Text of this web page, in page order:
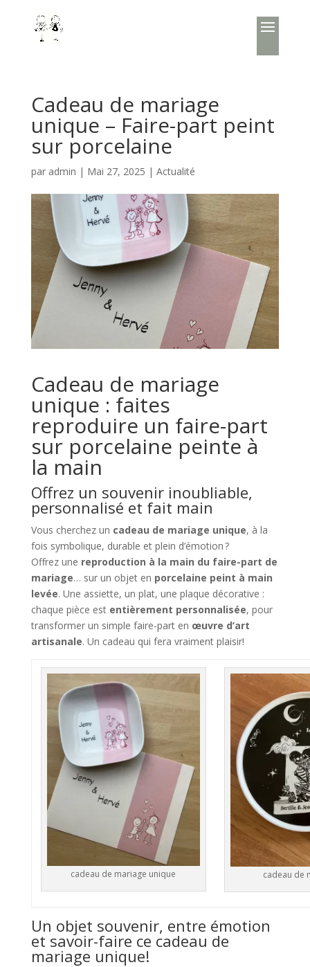
Cadeau de mariage
unique – Faire-part peint
sur porcelaine
par admin | Mai 27, 2025 | Actualité
Cadeau de mariage
unique : faites
reproduire un faire-part
sur porcelaine peinte à
la main
Offrez un souvenir inoubliable,
personnalisé et fait main
Vous cherchez un cadeau de mariage unique, à la
fois symbolique, durable et plein d’émotion ?
Offrez une reproduction à la main du faire-part de
mariage… sur un objet en porcelaine peint à main
levée. Une assiette, un plat, une plaque décorative :
chaque pièce est entièrement personnalisée, pour
transformer un simple faire-part en œuvre d’art
artisanale. Un cadeau qui fera vraiment plaisir!
cadeau de mariage unique cadeau de
Un objet souvenir, entre émotion
et savoir-faire ce cadeau de
mariage unique!